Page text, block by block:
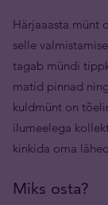
Härjaaasta münt
selle
tagab mündi
matid pinnad
kuldmünt on
ilumeelega
kinkida oma
Miks osta?